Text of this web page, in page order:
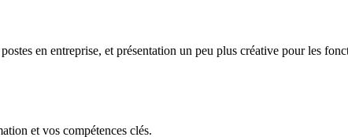
en entreprise, et présentation un peu plus créative pour les
et vos compétences clés.